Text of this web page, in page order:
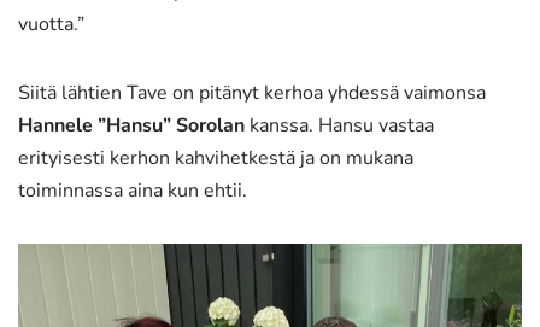
vuotta.”
Siitä lähtien Tave on pitänyt kerhoa yhdessä vaimonsa
Hannele ”Hansu” Sorolan kanssa. Hansu vastaa
erityisesti kerhon kahvihetkestä ja on mukana
toiminnassa aina kun ehtii.